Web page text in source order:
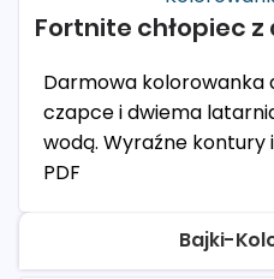
Fortnite chłopiec
Darmowa kolorowanka
czapce i dwiema
wodą. Wyraźne kontury
PDF
Bajki-